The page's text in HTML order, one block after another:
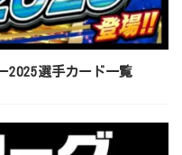
2025選手カード一覧